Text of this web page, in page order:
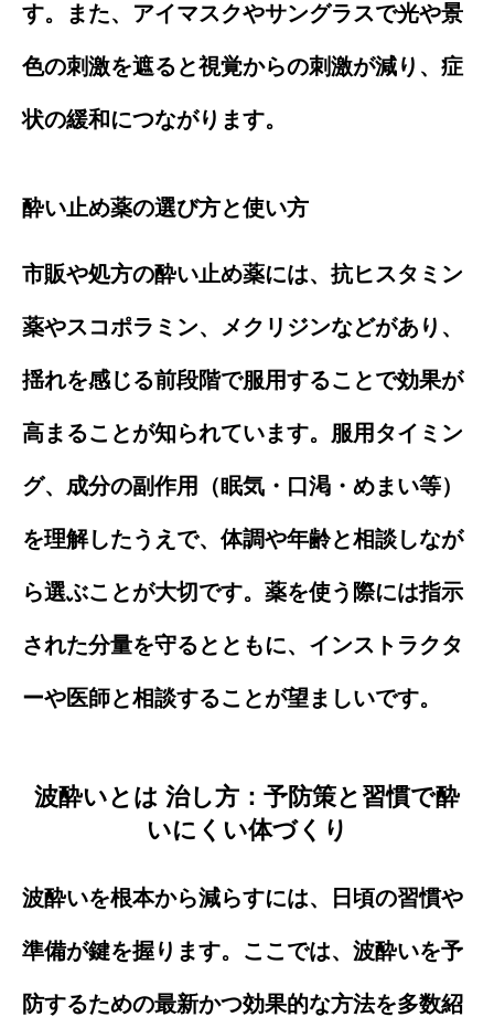
す。また、アイマスクやサングラスで光や景
色の刺激を遮ると視覚からの刺激が減り、症
状の緩和につながります。
酔い止め薬の選び方と使い方
市販や処方の酔い止め薬には、抗ヒスタミン
薬やスコポラミン、メクリジンなどがあり、
揺れを感じる前段階で服用することで効果が
高まることが知られています。服用タイミン
グ、成分の副作用（眠気・口渇・めまい等）
を理解したうえで、体調や年齢と相談しなが
ら選ぶことが大切です。薬を使う際には指示
された分量を守るとともに、インストラクタ
ーや医師と相談することが望ましいです。
波酔いとは 治し方：予防策と習慣で酔
いにくい体づくり
波酔いを根本から減らすには、日頃の習慣や
準備が鍵を握ります。ここでは、波酔いを予
防するための最新かつ効果的な方法を多数紹